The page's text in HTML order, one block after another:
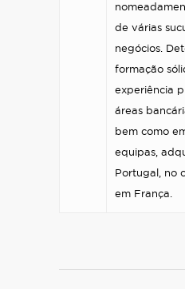
de várias
negócios.
formação
experiência
áreas
bem como
equipas,
Portugal, no
em França.